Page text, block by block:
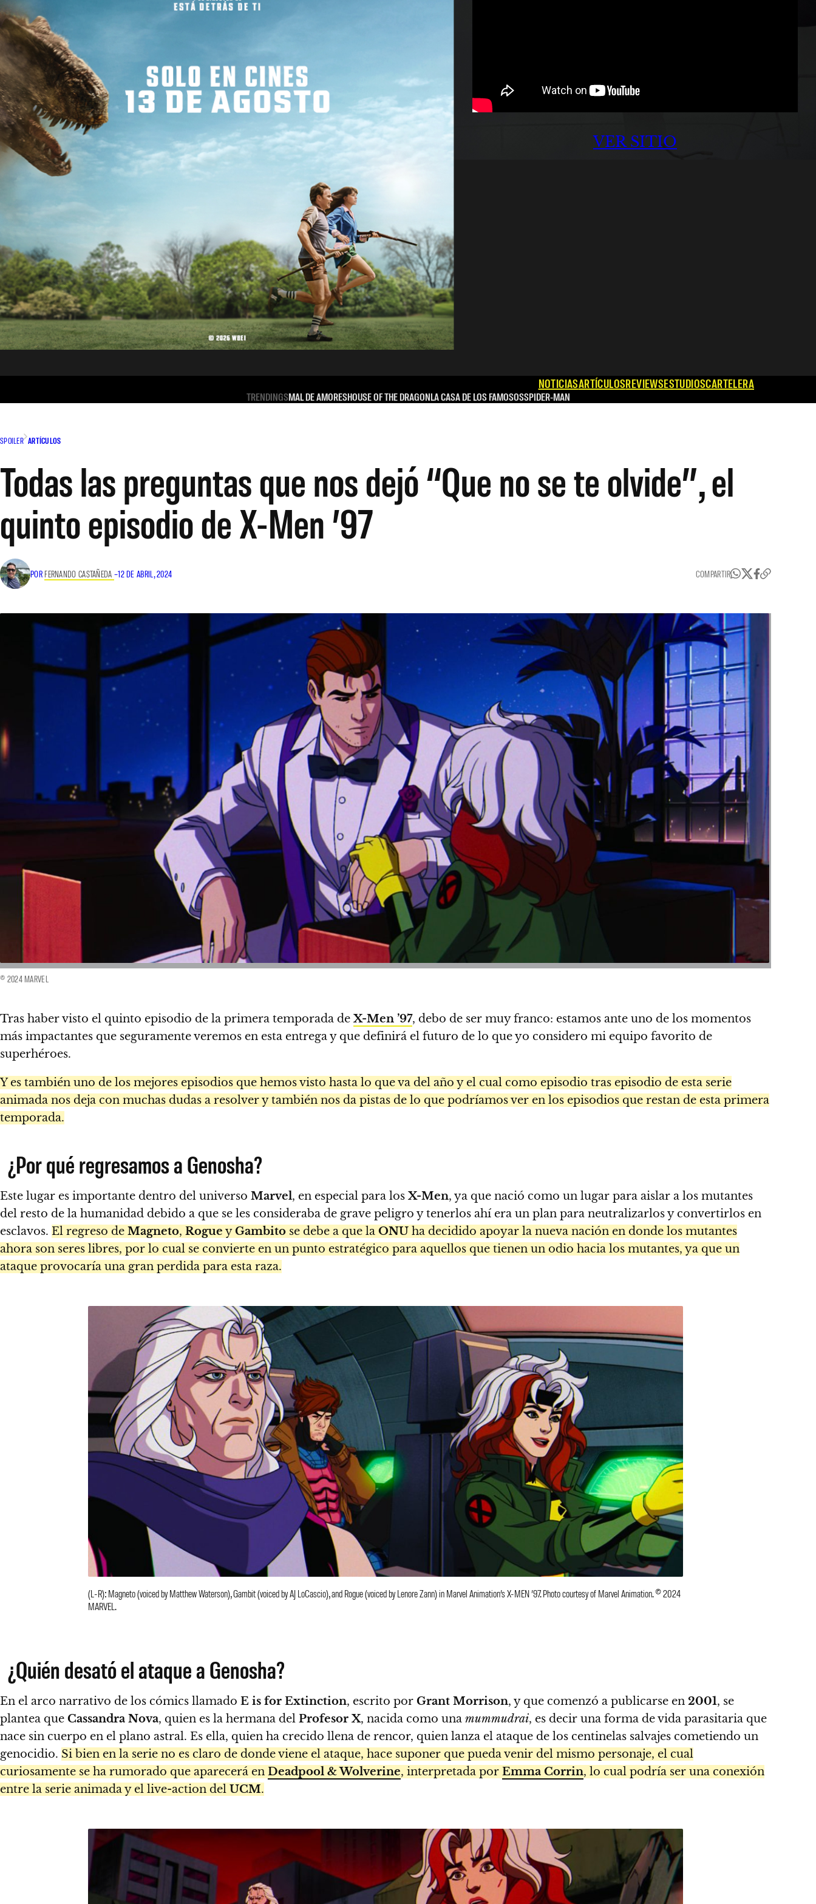
VER SITIO
NOTICIASARTÍCULOSREVIEWSESTUDIOSCARTELERA
TRENDINGSMAL DE AMORESHOUSE OF THE DRAGONLA CASA DE LOS FAMOSOSSPIDER-MAN
SPOILER ARTÍCULOS
Todas las preguntas que nos dejó “Que no se te olvide”, el
quinto episodio de X-Men ’97
POR FERNANDO CASTAÑEDA –12 DE ABRIL, 2024 COMPARTIR
© 2024 MARVEL
Tras haber visto el quinto episodio de la primera temporada de X-Men ’97, debo de ser muy franco: estamos ante uno de los momentos
más impactantes que seguramente veremos en esta entrega y que definirá el futuro de lo que yo considero mi equipo favorito de
superhéroes.
Y es también uno de los mejores episodios que hemos visto hasta lo que va del año y el cual como episodio tras episodio de esta serie
animada nos deja con muchas dudas a resolver y también nos da pistas de lo que podríamos ver en los episodios que restan de esta primera
temporada.
¿Por qué regresamos a Genosha?
Este lugar es importante dentro del universo Marvel, en especial para los X-Men, ya que nació como un lugar para aislar a los mutantes
del resto de la humanidad debido a que se les consideraba de grave peligro y tenerlos ahí era un plan para neutralizarlos y convertirlos en
esclavos. El regreso de Magneto, Rogue yGambito se debe a que la ONU ha decidido apoyar la nueva nación en donde los mutantes
ahora son seres libres, por lo cual se convierte en un punto estratégico para aquellos que tienen un odio hacia los mutantes, ya que un
ataque provocaría una gran perdida para esta raza.
(L-R): Magneto (voiced by Matthew Waterson), Gambit (voiced by AJ LoCascio), and Rogue (voiced by Lenore Zann) in Marvel Animation’s X-MEN ’97. Photo courtesy of Marvel Animation. © 2024
MARVEL.
¿Quién desató el ataque a Genosha?
En el arco narrativo de los cómics llamado E is for Extinction, escrito por Grant Morrison, y que comenzó a publicarse en 2001, se
plantea que Cassandra Nova, quien es la hermana del Profesor X, nacida como una mummudrai, es decir una forma de vida parasitaria que
nace sin cuerpo en el plano astral. Es ella, quien ha crecido llena de rencor, quien lanza el ataque de los centinelas salvajes cometiendo un
genocidio. Si bien en la serie no es claro de donde viene el ataque, hace suponer que pueda venir del mismo personaje, el cual
curiosamente se ha rumorado que aparecerá en Deadpool & Wolverine, interpretada por Emma Corrin, lo cual podría ser una conexión
entre la serie animada y el live-action del UCM.